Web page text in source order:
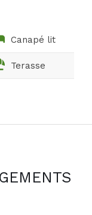
Canapé lit
Terasse